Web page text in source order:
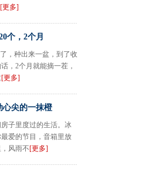
[更多]
个，2个月
，种出来一盆，到了收
，2个月就能摘一茬，
[更多]
心尖的一抹橙
子里度过的生活。冰
爱的节目，音箱里放
风雨不[更多]